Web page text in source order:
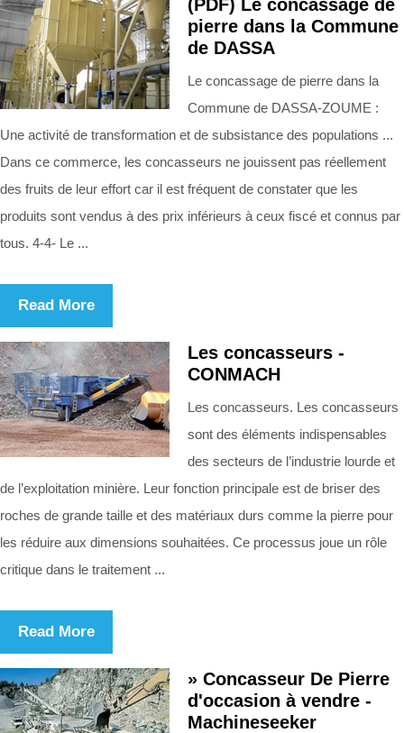
(PDF) Le concassage de
pierre dans la Commune
de DASSA
Le concassage de pierre dans la
Commune de DASSA-ZOUME :
Une activité de transformation et de subsistance des populations ...
Dans ce commerce, les concasseurs ne jouissent pas réellement
des fruits de leur effort car il est fréquent de constater que les
produits sont vendus à des prix inférieurs à ceux fiscé et connus par
tous. 4-4- Le ...
Read More
Les concasseurs -
CONMACH
Les concasseurs. Les concasseurs
sont des éléments indispensables
des secteurs de l’industrie lourde et
de l’exploitation minière. Leur fonction principale est de briser des
roches de grande taille et des matériaux durs comme la pierre pour
les réduire aux dimensions souhaitées. Ce processus joue un rôle
critique dans le traitement ...
Read More
» Concasseur De Pierre
d'occasion à vendre -
Machineseeker